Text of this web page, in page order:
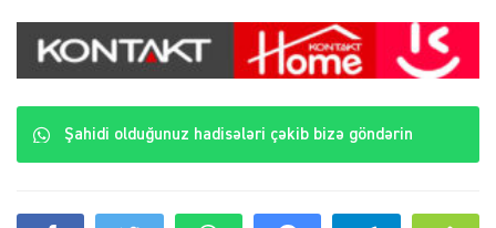
Şahidi olduğunuz hadisələri çəkib bizə göndərin